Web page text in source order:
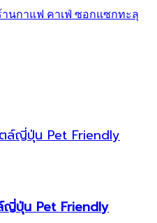
ญี่ปุ่น Pet Friendly